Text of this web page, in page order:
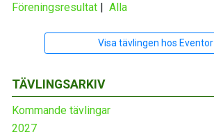
TÄVLINGSARKIV
Kommande tävlingar
2027
Föreningsresultat | Alla
Visa tävlingen hos Eventor